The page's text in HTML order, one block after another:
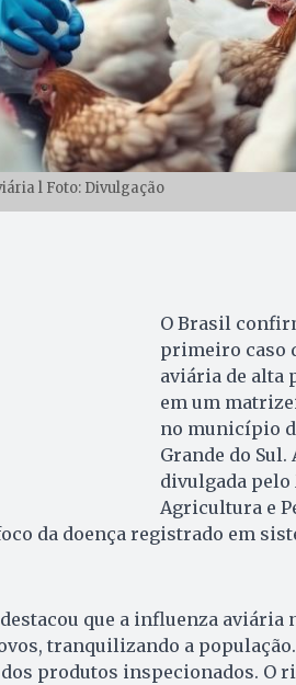
l Foto: Divulgação
O Brasil
primeiro caso
aviária de alta
em um
no município
Grande do
divulgada
Agricultura e
da doença registrado em
que a influenza aviária
tranquilizando a
produtos inspecionados. O